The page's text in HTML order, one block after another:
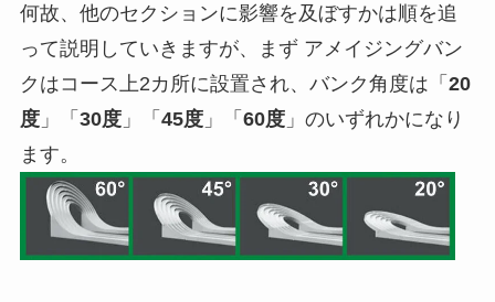
何故、他のセクションに影響を及ぼすかは順を追
って説明していきますが、まず アメイジングバン
クはコース上2カ所に設置され、バンク角度は「 20
度」「 30度」「 45度」「 60度」のいずれかになり
ます。